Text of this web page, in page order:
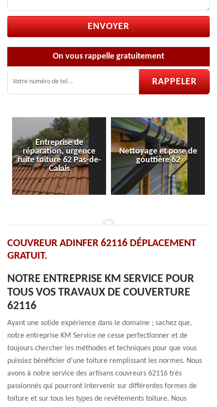
On vous rappelle gratuitement
Nettoyage et pose de
gouttière 62
Pose et réparation de
velux 62
COUVREUR ADINFER 62116 DÉPLACEMENT
GRATUIT.
NOTRE ENTREPRISE KM SERVICE POUR
TOUS VOS TRAVAUX DE COUVERTURE
62116
Ayant une solide expérience dans le domaine ; sachez que,
notre entreprise KM Service ne cesse perfectionner et de
toujours chercher les méthodes et techniques pour que vous
puissiez bénéficier d’une toiture remplissant les normes. Nous
avons à notre service des artisans couvreurs 62116 très
passionnés qui pourront intervenir sur différentes formes de
toiture et sur tous les types de revêtements toiture. Nous